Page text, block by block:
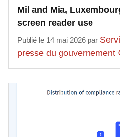
Mil and Mia,
screen reader use
Publié le 14 mai 2026 par
presse du gouvernement